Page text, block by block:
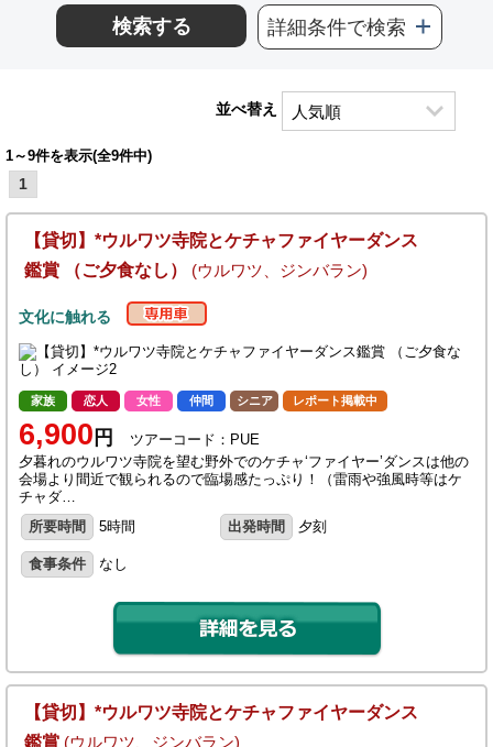
検索する 詳細条件で検索
並べ替え
1～9件を表示(全9件中)
1
【貸切】*ウルワツ寺院とケチャファイヤーダンス
鑑賞 （ご夕食なし） (ウルワツ、ジンバラン)
文化に触れる
家族 恋人 女性 仲間 シニア レポート掲載中
6,900 円
ツアーコード：PUE
夕暮れのウルワツ寺院を望む野外でのケチャ‘ファイヤー’ダンスは他の
会場より間近で観られるので臨場感たっぷり！（雷雨や強風時等はケ
チャダ…
所要時間
5時間 出発時間 夕刻
食事条件 なし
【貸切】*ウルワツ寺院とケチャファイヤーダンス
鑑賞 (ウルワツ、ジンバラン)